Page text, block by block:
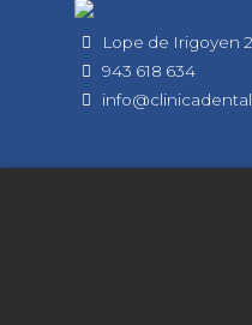
Lope de Irigoyen
943 618 634
buscas